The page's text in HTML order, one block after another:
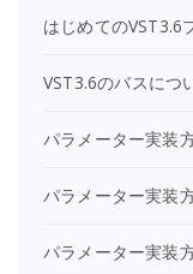
はじめてのVST3.6
VST3.6のバスにつ
パラメーター実装
パラメーター実装
パラメーター実装